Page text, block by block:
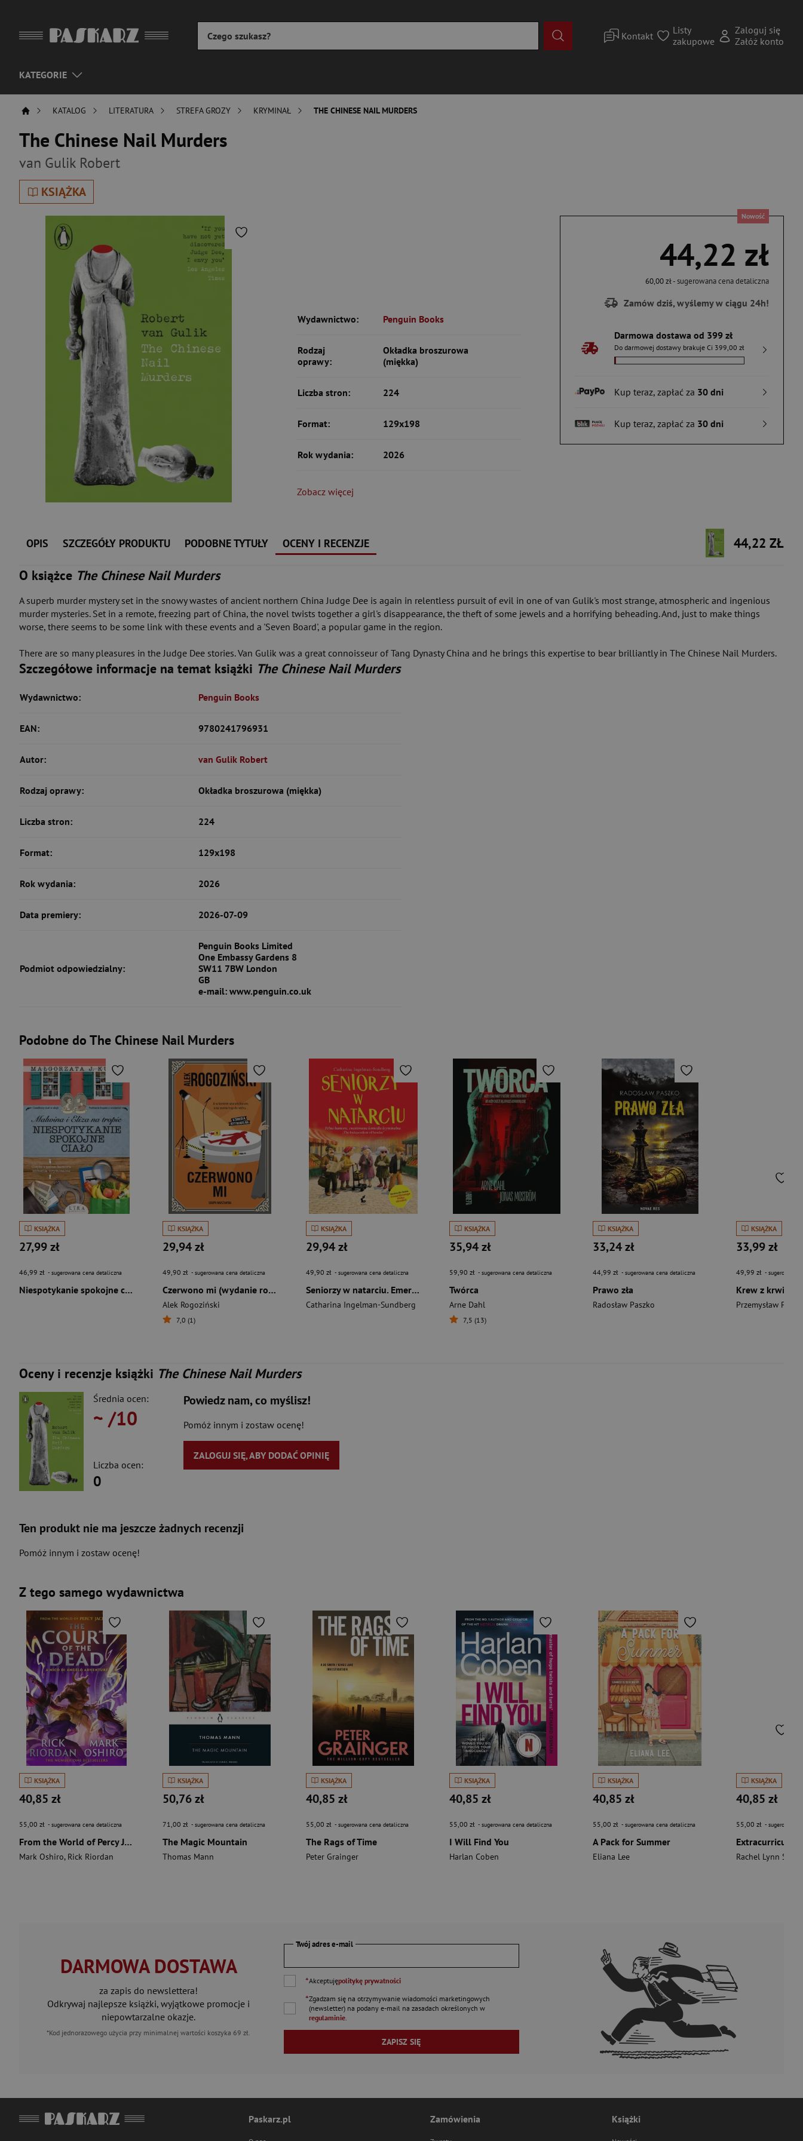
Kontakt
Listy
zakupowe
Zaloguj się
Załóż konto
KATEGORIE
KATALOG LITERATURA STREFA GROZY KRYMINAŁ THE CHINESE NAIL MURDERS
The Chinese Nail Murders
van Gulik Robert
KSIĄŻKA
Nowość
44,22 zł
60,00 zł- sugerowana cena detaliczna
Zamów dziś, wyślemy w ciągu 24h!
Darmowa dostawa od 399 zł
Do darmowej dostawy brakuje Ci 399,00 zł
Kup teraz, zapłać za 30 dni
Kup teraz, zapłać za 30 dni
Wydawnictwo: Penguin Books
Rodzaj
oprawy:
Okładka broszurowa
(miękka)
Liczba stron: 224
Format: 129x198
Rok wydania: 2026
Zobacz więcej
OPIS SZCZEGÓŁY PRODUKTU PODOBNE TYTUŁY OCENY I RECENZJE
44,22 ZŁ
O książce The Chinese Nail Murders
A superb murder mystery set in the snowy wastes of ancient northern China Judge Dee is again in relentless pursuit of evil in one of van Gulik's most strange, atmospheric and ingenious
murder mysteries. Set in a remote, freezing part of China, the novel twists together a girl's disappearance, the theft of some jewels and a horrifying beheading. And, just to make things
worse, there seems to be some link with these events and a 'Seven Board', a popular game in the region.
There are so many pleasures in the Judge Dee stories. Van Gulik was a great connoisseur of Tang Dynasty China and he brings this expertise to bear brilliantly in The Chinese Nail Murders.
Szczegółowe informacje na temat książki The Chinese Nail Murders
Wydawnictwo: Penguin Books
EAN: 9780241796931
Autor: van Gulik Robert
Rodzaj oprawy: Okładka broszurowa (miękka)
Liczba stron: 224
Format: 129x198
Rok wydania: 2026
Data premiery: 2026-07-09
Podmiot odpowiedzialny:
Penguin Books Limited
One Embassy Gardens 8
SW11 7BW London
GB
e-mail: www.penguin.co.uk
Podobne do The Chinese Nail Murders
KSIĄŻKA
27,99 zł
46,99 zł - sugerowana cena detaliczna
Niespotykanie spokojne ciało. Malwina i Eliza na tropie
KSIĄŻKA
29,94 zł
49,90 zł - sugerowana cena detaliczna
Czerwono mi (wydanie rozszerzone)
Alek Rogoziński
7,0 (1)
KSIĄŻKA
29,94 zł
49,90 zł - sugerowana cena detaliczna
Seniorzy w natarciu. Emerycka szajka. Tom 1 wyd. 2026
Catharina Ingelman-Sundberg
KSIĄŻKA
35,94 zł
59,90 zł - sugerowana cena detaliczna
Twórca
Arne Dahl
7,5 (13)
KSIĄŻKA
33,24 zł
44,99 zł - sugerowana cena detaliczna
Prawo zła
Radosław Paszko
KSIĄŻKA
33,99 zł
49,99 zł - sugerowana
Krew z krwi
Przemysław
Oceny i recenzje książki The Chinese Nail Murders
Średnia ocen:
~ /10
Liczba ocen:
0
Powiedz nam, co myślisz!
Pomóż innym i zostaw ocenę!
ZALOGUJ SIĘ, ABY DODAĆ OPINIĘ
Ten produkt nie ma jeszcze żadnych recenzji
Pomóż innym i zostaw ocenę!
Z tego samego wydawnictwa
KSIĄŻKA
40,85 zł
55,00 zł - sugerowana cena detaliczna
From the World of Percy Jackson: The Court of the Dead (The Nico Di Angelo Adventures)
Mark Oshiro, Rick Riordan
KSIĄŻKA
50,76 zł
71,00 zł - sugerowana cena detaliczna
The Magic Mountain
Thomas Mann
KSIĄŻKA
40,85 zł
55,00 zł - sugerowana cena detaliczna
The Rags of Time
Peter Grainger
KSIĄŻKA
40,85 zł
55,00 zł - sugerowana cena detaliczna
I Will Find You
Harlan Coben
KSIĄŻKA
40,85 zł
55,00 zł - sugerowana cena detaliczna
A Pack for Summer
Eliana Lee
KSIĄŻKA
40,85 zł
55,00 zł - sugerowana
Extracurricular
Rachel Lynn
DARMOWA DOSTAWA
za zapis do newslettera!
Odkrywaj najlepsze książki, wyjątkowe promocje i
niepowtarzalne okazje.
*Kod jednorazowego użycia przy minimalnej wartości koszyka 69 zł.
Twój adres e-mail
*Akceptujępolitykę prywatności
*Zgadzam się na otrzymywanie wiadomości marketingowych
(newsletter) na podanye-mail na zasadach określonych w
regulaminie
ZAPISZ SIĘ
Paskarz.pl Zamówienia Książki